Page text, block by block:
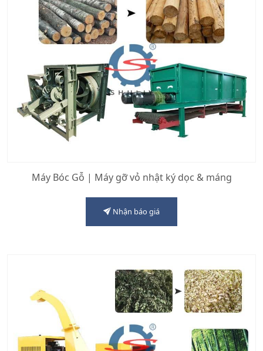
Máy Bóc Gỗ | Máy gỡ vỏ nhật ký dọc & máng
Nhận báo giá